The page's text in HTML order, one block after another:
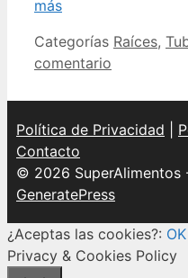
más
Categorías Raíces,
comentario
Política de Privacidad
Contacto
© 2026 SuperAlimentos
GeneratePress
¿Aceptas las cookies?: OK
Privacy & Cookies Policy